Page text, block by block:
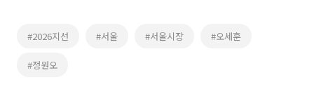
#2026지선 #서울 #서울시장 #오세훈
#정원오